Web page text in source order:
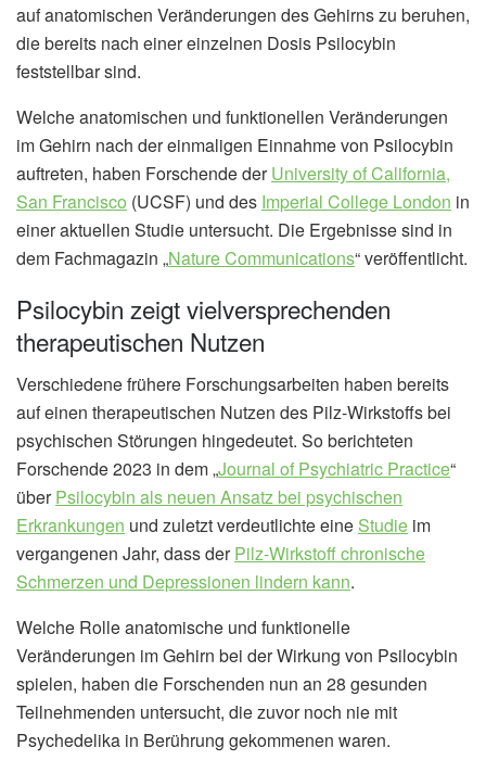
auf anatomischen Veränderungen des Gehirns zu beruhen,
die bereits nach einer einzelnen Dosis Psilocybin
feststellbar sind.
Welche anatomischen und funktionellen Veränderungen
im Gehirn nach der einmaligen Einnahme von Psilocybin
auftreten, haben Forschende derUniversity of California,
San Francisco (UCSF) und des Imperial College London in
einer aktuellen Studie untersucht. Die Ergebnisse sind in
dem Fachmagazin „Nature Communications“ veröffentlicht.
Psilocybin zeigt vielversprechenden
therapeutischen Nutzen
Verschiedene frühere Forschungsarbeiten haben bereits
auf einen therapeutischen Nutzen des Pilz-Wirkstoffs bei
psychischen Störungen hingedeutet. So berichteten
Forschende 2023 in dem „Journal of Psychiatric Practice“
überPsilocybin als neuen Ansatz bei psychischen
Erkrankungen und zuletzt verdeutlichte eine Studie im
vergangenen Jahr, dass derPilz-Wirkstoff chronische
Schmerzen und Depressionen lindern kann.
Welche Rolle anatomische und funktionelle
Veränderungen im Gehirn bei der Wirkung von Psilocybin
spielen, haben die Forschenden nun an 28 gesunden
Teilnehmenden untersucht, die zuvor noch nie mit
Psychedelika in Berührung gekommenen waren.